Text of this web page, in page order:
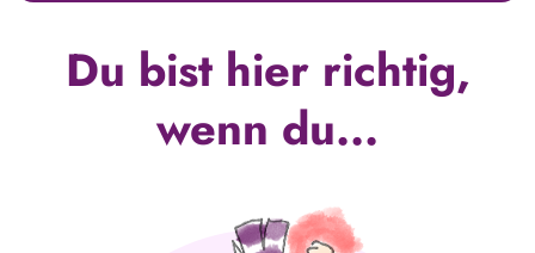
Du bist hier richtig,
wenn du...